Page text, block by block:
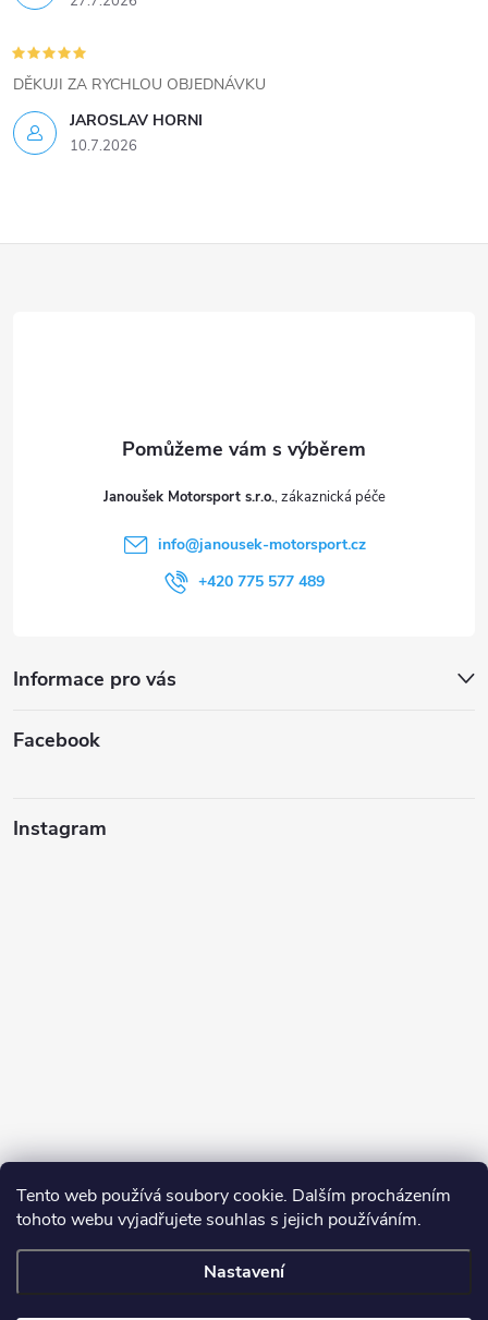
Tento web používá soubory cookie. Dalším procházením
tohoto webu vyjadřujete souhlas s jejich používáním.
Nastavení
p
i
s
u
JAROSLAV HORNI
10.7.2026
DĚKUJI ZA RYCHLOU OBJEDNÁVKU
Janoušek Motorsport s.r.o.
info@janousek-motorsport.cz
+420 775 577 489
Informace pro vás
Facebook
Instagram
Sledovat na Instagramu